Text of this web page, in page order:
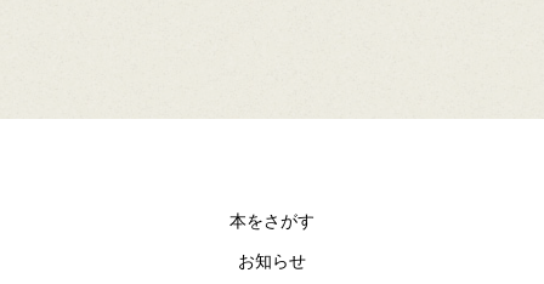
本をさがす
お知らせ